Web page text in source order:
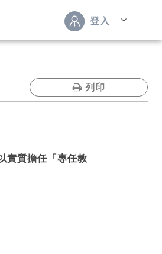
登入
列印
實質擔任「專任教